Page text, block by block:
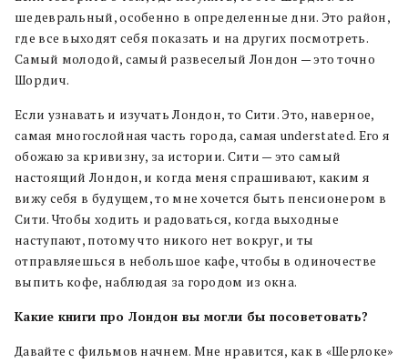
шедевральный, особенно в определенные дни. Это район,
где все выходят себя показать и на других посмотреть.
Самый молодой, самый развеселый Лондон — это точно
Шордич.
Если узнавать и изучать Лондон, то Сити. Это, наверное,
самая многослойная часть города, самая understated. Его я
обожаю за кривизну, за истории. Сити — это самый
настоящий Лондон, и когда меня спрашивают, каким я
вижу себя в будущем, то мне хочется быть пенсионером в
Сити. Чтобы ходить и радоваться, когда выходные
наступают, потому что никого нет вокруг, и ты
отправляешься в небольшое кафе, чтобы в одиночестве
выпить кофе, наблюдая за городом из окна.
Какие книги про Лондон вы могли бы посоветовать?
Давайте с фильмов начнем. Мне нравится, как в «Шерлоке»